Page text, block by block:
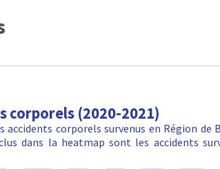
corporels (2020-2021)
accidents corporels survenus en Région de
dans la heatmap sont les accidents